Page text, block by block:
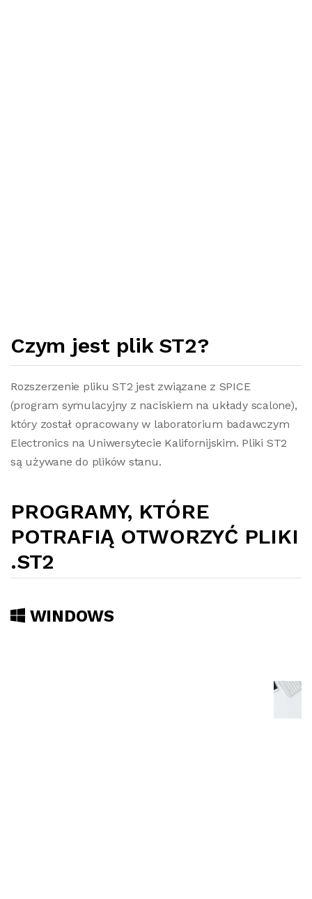
Czym jest plik ST2?
Rozszerzenie pliku ST2 jest związane z SPICE
(program symulacyjny z naciskiem na układy scalone),
który został opracowany w laboratorium badawczym
Electronics na Uniwersytecie Kalifornijskim. Pliki ST2
są używane do plików stanu.
PROGRAMY, KTÓRE
POTRAFIĄ OTWORZYĆ PLIKI
.ST2
WINDOWS